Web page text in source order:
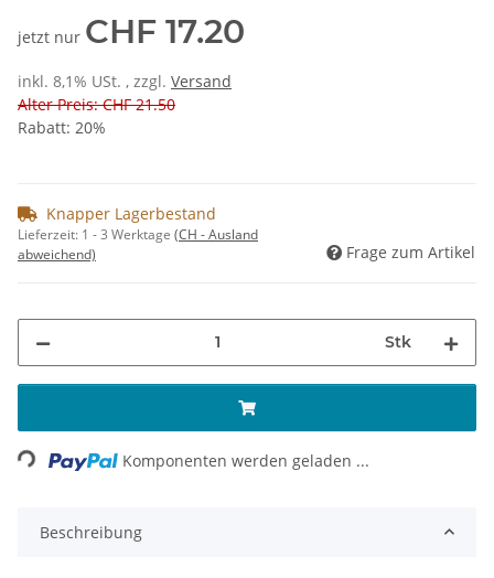
jetzt nur CHF 17.20
inkl. 8,1% USt. , zzgl. Versand
Alter Preis: CHF 21.50
Rabatt: 20%
Knapper Lagerbestand
Lieferzeit: 1 - 3 Werktage (CH - Ausland
abweichend)
Frage zum Artikel
Stk
Komponenten werden geladen ...
Beschreibung